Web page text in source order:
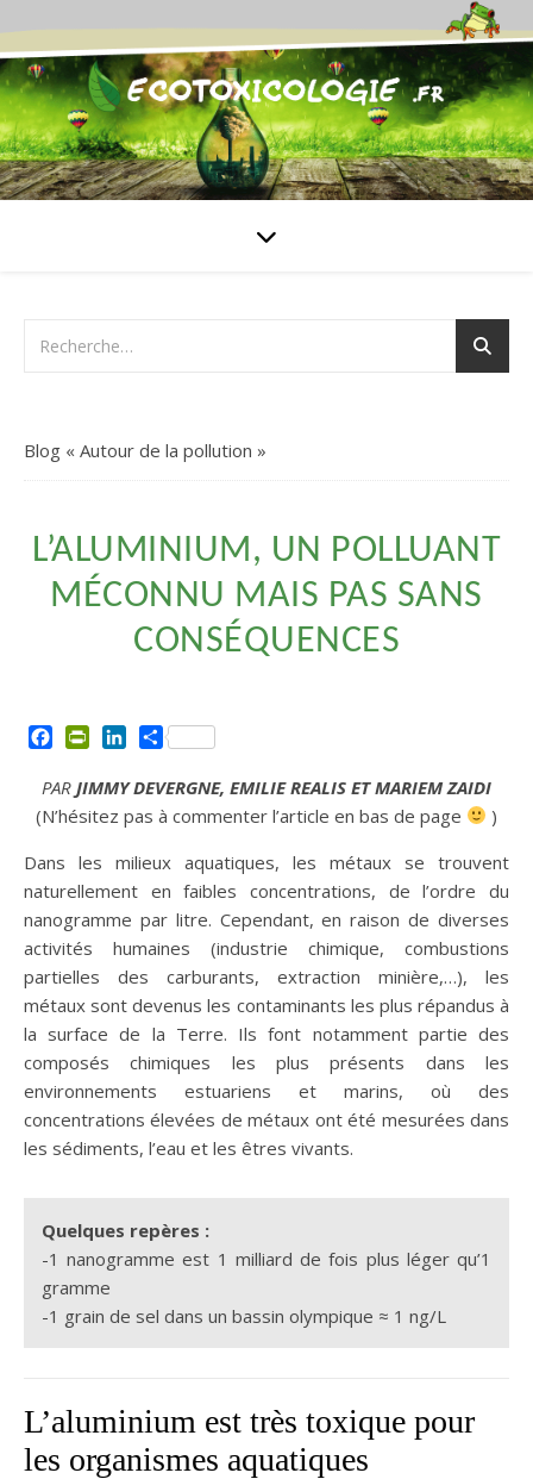
Blog « Autour de la pollution »
L’ALUMINIUM, UN POLLUANT
MÉCONNU MAIS PAS SANS
CONSÉQUENCES
FacebookPrintFriendly
LinkedInPartager
PAR JIMMY DEVERGNE, EMILIE REALIS ET MARIEM ZAIDI
(N’hésitez pas à commenter l’article en bas de page
)
Dans les milieux aquatiques, les métaux se trouvent
naturellement en faibles concentrations, de l’ordre du
nanogramme par litre. Cependant, en raison de diverses
activités humaines (industrie chimique, combustions
partielles des carburants, extraction minière,…), les
métaux sont devenus les contaminants les plus répandus à
la surface de la Terre. Ils font notamment partie des
composés chimiques les plus présents dans les
environnements estuariens et marins, où des
concentrations élevées de métaux ont été mesurées dans
les sédiments, l’eau et les êtres vivants.
Quelques repères :
-1 nanogramme est 1 milliard de fois plus léger qu’1
gramme
-1 grain de sel dans un bassin olympique ≈ 1 ng/L
L’aluminium est très toxique pour
les organismes aquatiques